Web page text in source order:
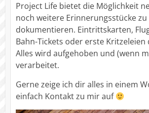
Project Life bietet die Möglichkeit
noch weitere Erinnerungsstücke zu
dokumentieren. Eintrittskarten,
Bahn-Tickets oder erste Kritzeleien
Alles wird aufgehoben und (wenn
verarbeitet.
Gerne zeige ich dir alles in einem
einfach Kontakt zu mir auf